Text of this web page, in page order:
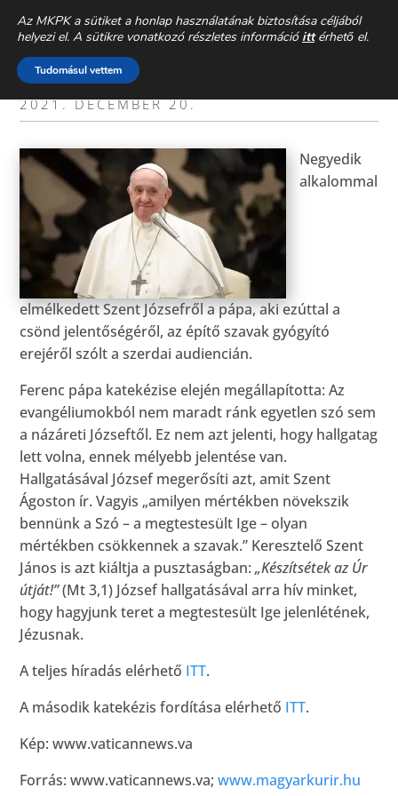
CSALÁDEGYHÁZ» AKTUÁLIS »
CSÖNDBEN TENNI A JÓT: FERENC
PÁPA SZERDAI KATEKÉZISE
2021. DECEMBER 20.
Negyedik
alkalommal
elmélkedett Szent Józsefről a pápa, aki ezúttal a
csönd jelentőségéről, az építő szavak gyógyító
erejéről szólt a szerdai audiencián.
Ferenc pápa katekézise elején megállapította: Az
evangéliumokból nem maradt ránk egyetlen szó sem
a názáreti Józseftől. Ez nem azt jelenti, hogy hallgatag
lett volna, ennek mélyebb jelentése van.
Hallgatásával József megerősíti azt, amit Szent
Ágoston ír. Vagyis „amilyen mértékben növekszik
bennünk a Szó – a megtestesült Ige – olyan
mértékben csökkennek a szavak.” Keresztelő Szent
János is azt kiáltja a pusztaságban:„Készítsétek az Úr
útját!”(Mt 3,1) József hallgatásával arra hív minket,
hogy hagyjunk teret a megtestesült Ige jelenlétének,
Jézusnak.
A teljes híradás elérhető ITT.
A második katekézis fordítása elérhető ITT.
Kép: www.vaticannews.va
Forrás: www.vaticannews.va;www.magyarkurir.hu
Az MKPK a sütiket a honlap használatának biztosítása céljából
helyezi el. A sütikre vonatkozó részletes információ ittérhető el.
Tudomásul vettem